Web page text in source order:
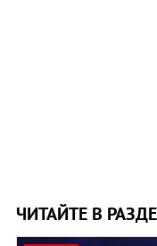
ЧИТАЙТЕ В